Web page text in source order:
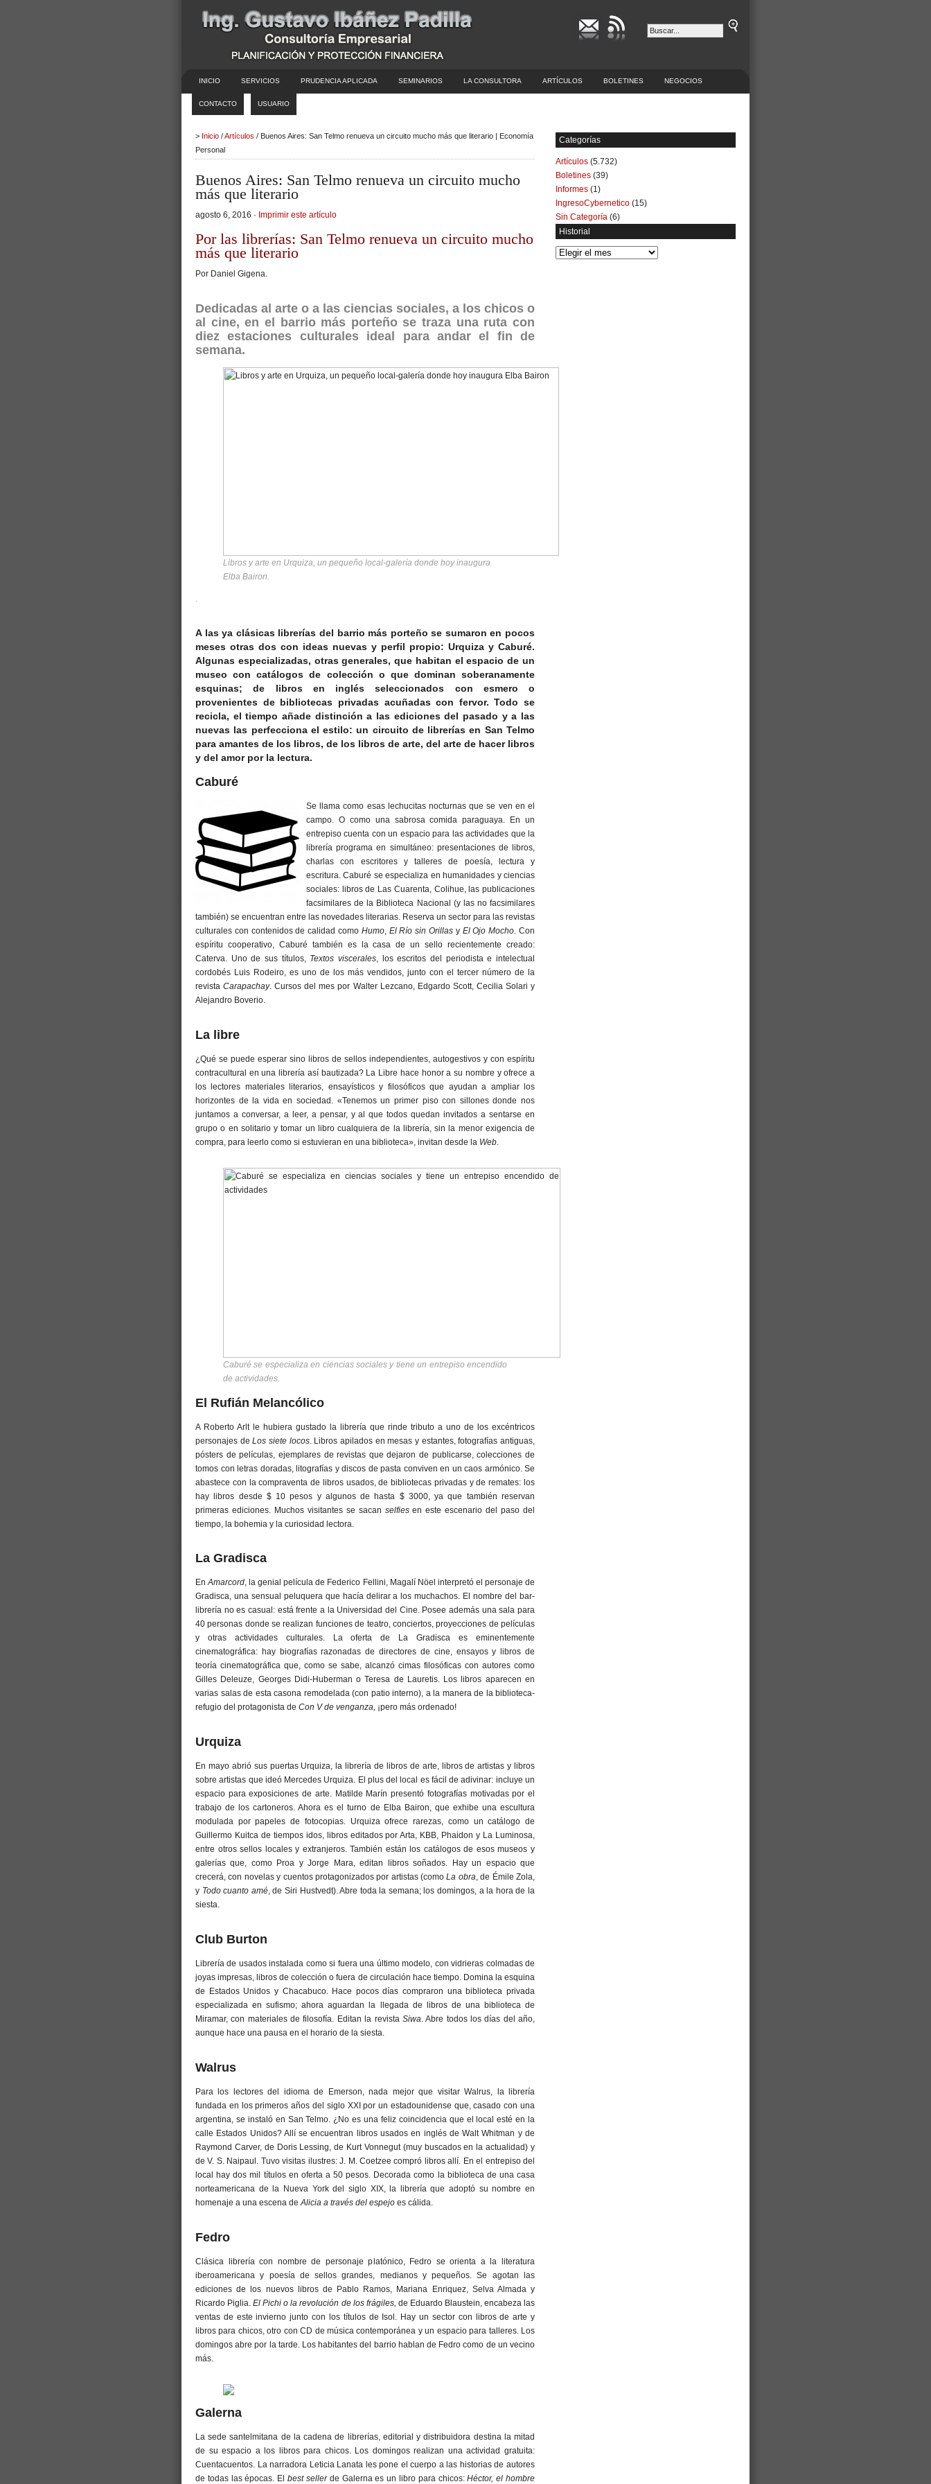
INICIO SERVICIOS PRUDENCIA APLICADA SEMINARIOS LA CONSULTORA ARTÍCULOS BOLETINES NEGOCIOS
CONTACTO USUARIO
> Inicio /Artículos / Buenos Aires: San Telmo renueva un circuito mucho más que literario | Economía
Personal
Buenos Aires: San Telmo renueva un circuito mucho
más que literario
agosto 6, 2016 · Imprimir este artículo
Por las librerías: San Telmo renueva un circuito mucho
más que literario
Por Daniel Gigena.
Dedicadas al arte o a las ciencias sociales, a los chicos o
al cine, en el barrio más porteño se traza una ruta con
diez estaciones culturales ideal para andar el fin de
semana.
Libros y arte en Urquiza, un pequeño local-galería donde hoy inaugura
Elba Bairon.
.
A las ya clásicas librerías del barrio más porteño se sumaron en pocos
meses otras dos con ideas nuevas y perfil propio: Urquiza y Caburé.
Algunas especializadas, otras generales, que habitan el espacio de un
museo con catálogos de colección o que dominan soberanamente
esquinas; de libros en inglés seleccionados con esmero o
provenientes de bibliotecas privadas acuñadas con fervor. Todo se
recicla, el tiempo añade distinción a las ediciones del pasado y a las
nuevas las perfecciona el estilo: un circuito de librerías en San Telmo
para amantes de los libros, de los libros de arte, del arte de hacer libros
y del amor por la lectura.
Caburé
Se llama como esas lechucitas nocturnas que se ven en el
campo. O como una sabrosa comida paraguaya. En un
entrepiso cuenta con un espacio para las actividades que la
librería programa en simultáneo: presentaciones de libros,
charlas con escritores y talleres de poesía, lectura y
escritura. Caburé se especializa en humanidades y ciencias
sociales: libros de Las Cuarenta, Colihue, las publicaciones
facsimilares de la Biblioteca Nacional (y las no facsimilares
también) se encuentran entre las novedades literarias. Reserva un sector para las revistas
culturales con contenidos de calidad como Humo, El Río sin Orillas y El Ojo Mocho . Con
espíritu cooperativo, Caburé también es la casa de un sello recientemente creado:
Caterva. Uno de sus títulos, Textos viscerales , los escritos del periodista e intelectual
cordobés Luis Rodeiro, es uno de los más vendidos, junto con el tercer número de la
revistaCarapachay. Cursos del mes por Walter Lezcano, Edgardo Scott, Cecilia Solari y
Alejandro Boverio.
La libre
¿Qué se puede esperar sino libros de sellos independientes, autogestivos y con espíritu
contracultural en una librería así bautizada? La Libre hace honor a su nombre y ofrece a
los lectores materiales literarios, ensayísticos y filosóficos que ayudan a ampliar los
horizontes de la vida en sociedad. «Tenemos un primer piso con sillones donde nos
juntamos a conversar, a leer, a pensar, y al que todos quedan invitados a sentarse en
grupo o en solitario y tomar un libro cualquiera de la librería, sin la menor exigencia de
compra, para leerlo como si estuvieran en una biblioteca», invitan desde la Web
Caburé se especializa en ciencias sociales y tiene un entrepiso encendido
de actividades.
El Rufián Melancólico
A Roberto Arlt le hubiera gustado la librería que rinde tributo a uno de los excéntricos
personajes deLos siete locos. Libros apilados en mesas y estantes, fotografías antiguas,
pósters de películas, ejemplares de revistas que dejaron de publicarse, colecciones de
tomos con letras doradas, litografías y discos de pasta conviven en un caos armónico. Se
abastece con la compraventa de libros usados, de bibliotecas privadas y de remates: los
hay libros desde $ 10 pesos y algunos de hasta $ 3000, ya que también reservan
primeras ediciones. Muchos visitantes se sacan selfiesen este escenario del paso del
tiempo, la bohemia y la curiosidad lectora.
La Gradisca
EnAmarcord, la genial película de Federico Fellini, Magalí Nöel interpretó el personaje de
Gradisca, una sensual peluquera que hacía delirar a los muchachos. El nombre del bar-
librería no es casual: está frente a la Universidad del Cine. Posee además una sala para
40 personas donde se realizan funciones de teatro, conciertos, proyecciones de películas
y otras actividades culturales. La oferta de La Gradisca es eminentemente
cinematográfica: hay biografías razonadas de directores de cine, ensayos y libros de
teoría cinematográfica que, como se sabe, alcanzó cimas filosóficas con autores como
Gilles Deleuze, Georges Didi-Huberman o Teresa de Lauretis. Los libros aparecen en
varias salas de esta casona remodelada (con patio interno), a la manera de la biblioteca-
refugio del protagonista de Con V de venganza, ¡pero más ordenado!
Urquiza
En mayo abrió sus puertas Urquiza, la librería de libros de arte, libros de artistas y libros
sobre artistas que ideó Mercedes Urquiza. El plus del local es fácil de adivinar: incluye un
espacio para exposiciones de arte. Matilde Marín presentó fotografías motivadas por el
trabajo de los cartoneros. Ahora es el turno de Elba Bairon, que exhibe una escultura
modulada por papeles de fotocopias. Urquiza ofrece rarezas, como un catálogo de
Guillermo Kuitca de tiempos idos, libros editados por Arta, KBB, Phaidon y La Luminosa,
entre otros sellos locales y extranjeros. También están los catálogos de esos museos y
galerías que, como Proa y Jorge Mara, editan libros soñados. Hay un espacio que
crecerá, con novelas y cuentos protagonizados por artistas (comoLa obra, de Émile Zola,
y Todo cuanto amé, de Siri Hustvedt). Abre toda la semana; los domingos, a la hora de la
siesta.
Club Burton
Librería de usados instalada como si fuera una último modelo, con vidrieras colmadas de
joyas impresas, libros de colección o fuera de circulación hace tiempo. Domina la esquina
de Estados Unidos y Chacabuco. Hace pocos días compraron una biblioteca privada
especializada en sufismo; ahora aguardan la llegada de libros de una biblioteca de
Miramar, con materiales de filosofía. Editan la revista Siwa. Abre todos los días del año,
aunque hace una pausa en el horario de la siesta.
Walrus
Para los lectores del idioma de Emerson, nada mejor que visitar Walrus, la librería
fundada en los primeros años del siglo XXI por un estadounidense que, casado con una
argentina, se instaló en San Telmo. ¿No es una feliz coincidencia que el local esté en la
calle Estados Unidos? Allí se encuentran libros usados en inglés de Walt Whitman y de
Raymond Carver, de Doris Lessing, de Kurt Vonnegut (muy buscados en la actualidad) y
de V. S. Naipaul. Tuvo visitas ilustres: J. M. Coetzee compró libros allí. En el entrepiso del
local hay dos mil títulos en oferta a 50 pesos. Decorada como la biblioteca de una casa
norteamericana de la Nueva York del siglo XIX, la librería que adoptó su nombre en
homenaje a una escena deAlicia a través del espejo es cálida.
Fedro
Clásica librería con nombre de personaje platónico, Fedro se orienta a la literatura
iberoamericana y poesía de sellos grandes, medianos y pequeños. Se agotan las
ediciones de los nuevos libros de Pablo Ramos, Mariana Enriquez, Selva Almada y
Ricardo Piglia.El Pichi o la revolución de los frágiles, de Eduardo Blaustein, encabeza las
ventas de este invierno junto con los títulos de Isol. Hay un sector con libros de arte y
libros para chicos, otro con CD de música contemporánea y un espacio para talleres. Los
domingos abre por la tarde. Los habitantes del barrio hablan de Fedro como de un vecino
más.
Galerna
La sede santelmitana de la cadena de librerías, editorial y distribuidora destina la mitad
de su espacio a los libros para chicos. Los domingos realizan una actividad gratuita:
Cuentacuentos. La narradora Leticia Lanata les pone el cuerpo a las historias de autores
de todas las épocas. El best sellerde Galerna es un libro para chicos:Héctor, el hombre
Categorías
Artículos (5.732)
Boletines (39)
Informes (1)
IngresoCybernetico (15)
Sin Categoría (6)
Historial
Historial